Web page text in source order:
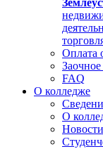
Оплата
FAQ
О колледже
О
Новости